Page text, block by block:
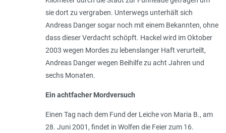
sie dort zu vergraben. Unterwegs unterhält sich
Andreas Danger sogar noch mit einem Bekannten, ohne
dass dieser Verdacht schöpft. Hackel wird im Oktober
2003 wegen Mordes zu lebenslanger Haft verurteilt,
Andreas Danger wegen Beihilfe zu acht Jahren und
sechs Monaten.
Ein achtfacher Mordversuch
Einen Tag nach dem Fund der Leiche von Maria B., am
28. Juni 2001, findet in Wolfen die Feier zum 16.